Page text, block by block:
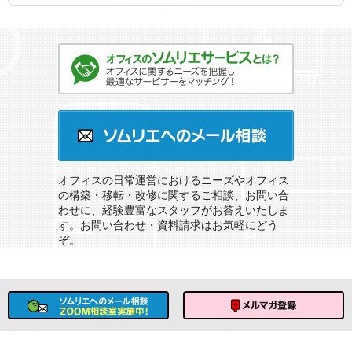
オフィスの日常運営におけるニーズやオフィス
の構築・移転・改修に関するご相談、お問い合
わせに、経験豊富なスタッフがお答えいたしま
す。お問い合わせ・資料請求はお気軽にどう
ぞ。